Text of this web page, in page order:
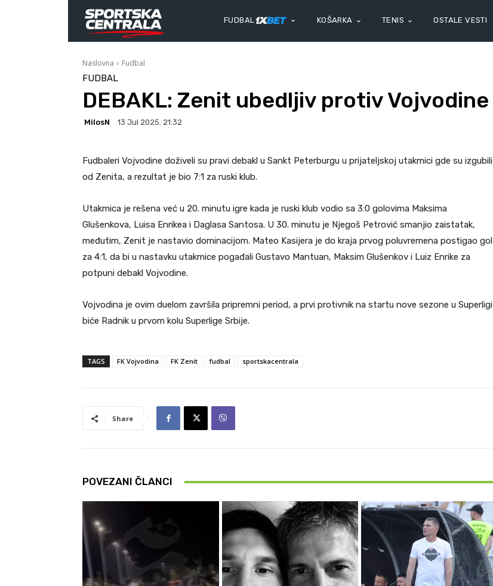
FUDBAL KOŠARKA TENIS OSTALE VESTI
Naslovna Fudbal
FUDBAL
DEBAKL: Zenit ubedljiv protiv Vojvodine
MilosN 13 Jul 2025. 21:32
Fudbaleri Vojvodine doživeli su pravi debakl u Sankt Peterburgu u prijateljskoj utakmici gde su izgubili
od Zenita, a rezultat je bio 7:1 za ruski klub.
Utakmica je rešena već u 20. minutu igre kada je ruski klub vodio sa 3:0 golovima Maksima
Glušenkova, Luisa Enrikea i Daglasa Santosa. U 30. minutu je Njegoš Petrović smanjio zaistatak,
međutim, Zenit je nastavio dominacijom. Mateo Kasijera je do kraja prvog poluvremena postigao gol
za 4:1, da bi u nastavku utakmice pogađali Gustavo Mantuan, Maksim Glušenkov i Luiz Enrike za
potpuni debakl Vojvodine.
Vojvodina je ovim duelom završila pripremni period, a prvi protivnik na startu nove sezone u Superligi
biće Radnik u prvom kolu Superlige Srbije.
TAGS FK Vojvodina FK Zenit fudbal sportskacentrala
Share
POVEZANI ČLANCI